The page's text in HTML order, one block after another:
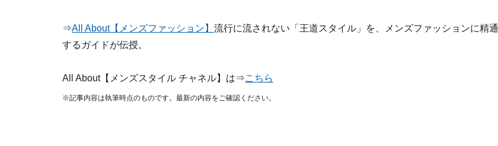
⇒All About【メンズファッション】 流行に流されない「王道スタイル」を、メンズファッションに精通
するガイドが伝授。
All About【メンズスタイル チャネル】は⇒こちら
※記事内容は執筆時点のものです。最新の内容をご確認ください。